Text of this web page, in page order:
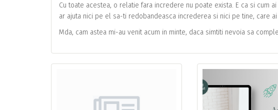
Cu toate acestea, o relatie fara incredere nu poate exista. E ca si cum
ar ajuta nici pe el sa-ti redobandeasca increderea si nici pe tine, care
Mda, cam astea mi-au venit acum in minte, daca simtiti nevoia sa